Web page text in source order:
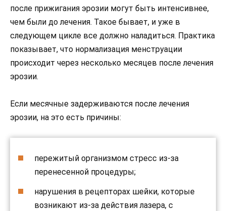
после прижигания эрозии могут быть интенсивнее,
чем были до лечения. Такое бывает, и уже в
следующем цикле все должно наладиться. Практика
показывает, что нормализация менструации
происходит через несколько месяцев после лечения
эрозии.
Если месячные задерживаются после лечения
эрозии, на это есть причины:
пережитый организмом стресс из-за
перенесенной процедуры;
нарушения в рецепторах шейки, которые
возникают из-за действия лазера, с